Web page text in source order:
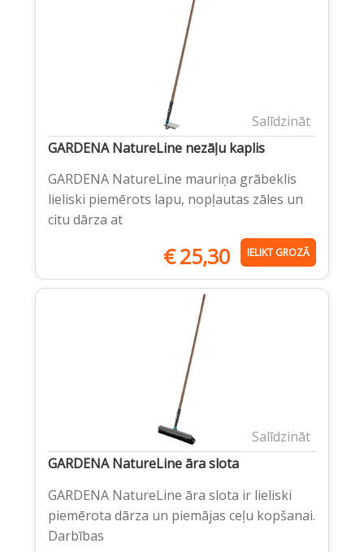
Salīdzināt
GARDENA NatureLine nezāļu kaplis
GARDENA NatureLine mauriņa grābeklis
lieliski piemērots lapu, nopļautas zāles un
citu dārza at
€25,30 IELIKT GROZĀ
Salīdzināt
GARDENA NatureLine āra slota
GARDENA NatureLine āra slota ir lieliski
piemērota dārza un piemājas ceļu kopšanai.
Darbības